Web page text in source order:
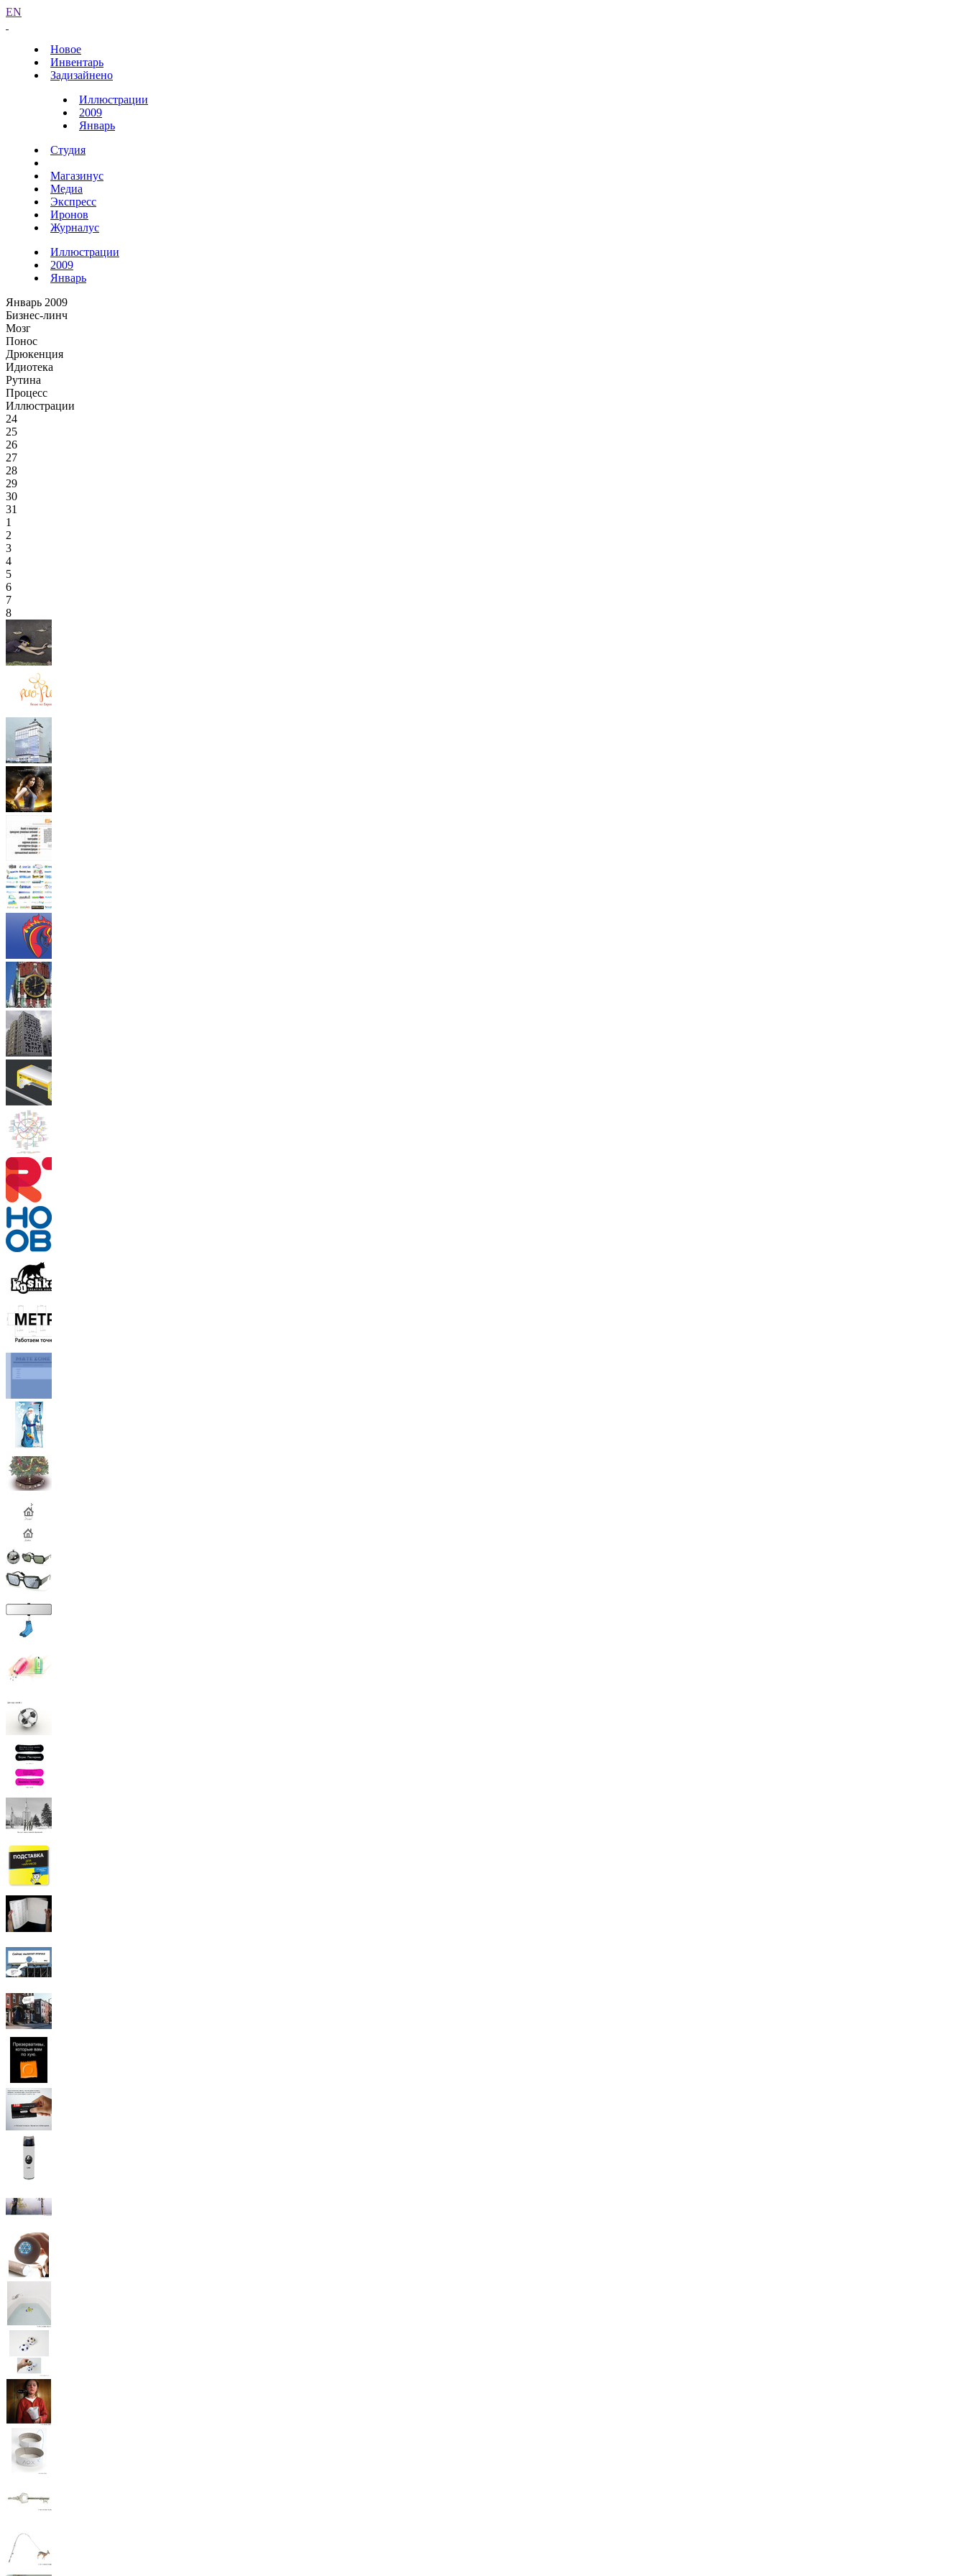
EN
Новое
Инвентарь
Задизайнено
Иллюстрации
2009
Январь
Студия
Магазинус
Медиа
Экспресс
Иронов
Журналус
Иллюстрации
2009
Январь
Январь 2009
Бизнес-линч
Мозг
Понос
Дрюкенция
Идиотека
Рутина
Процесс
Иллюстрации
24
25
26
27
28
29
30
31
1
2
3
4
5
6
7
8